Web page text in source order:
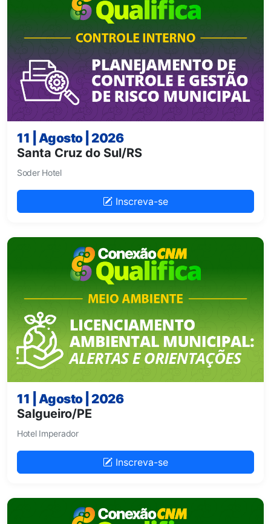
11 | Agosto | 2026
Santa Cruz do Sul/RS
Soder Hotel
Inscreva-se
11 | Agosto | 2026
Salgueiro/PE
Hotel Imperador
Inscreva-se